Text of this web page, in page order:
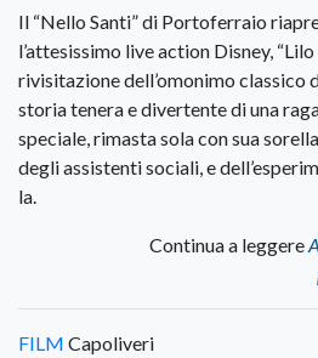
Il “Nello Santi” di Portoferraio
l’attesissimo live action Disney,
rivisitazione dell’omonimo classico
storia tenera e divertente di una
speciale, rimasta sola con sua
degli assistenti sociali, e
la.
Continua a leggere
FILM Capoliveri